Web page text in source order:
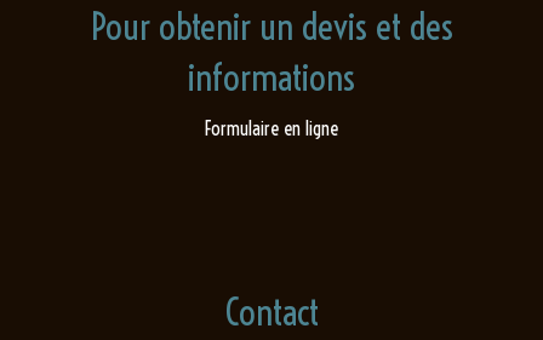
Pour obtenir un devis et des
informations
Formulaire en ligne
Contact